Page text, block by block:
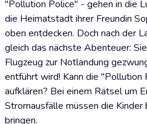
"Pollution Police" - gehen in die
die Heimatstadt ihrer Freundin
oben entdecken. Doch nach der
gleich das nächste Abenteuer:
Flugzeug zur Notlandung
entführt wird! Kann die "Pollution
aufklären? Bei einem Rätsel um
Stromausfälle müssen die
bringen.